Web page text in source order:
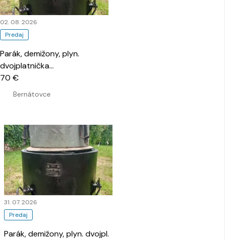
Predaj
02. 08. 2026
Parák, demižony, plyn.
dvojplatnička…
Bernátovce
70 €
Predaj
31. 07. 2026
Parák, demižony, plyn. dvojpl.